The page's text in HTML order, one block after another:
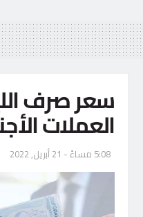
سعر صرف
العملات
5:08 مساءً - 21 أبريل, 2022